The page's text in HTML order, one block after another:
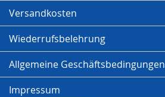
Versandkosten
Wiederrufsbelehrung
Allgemeine Geschäftsbedingungen
Impressum